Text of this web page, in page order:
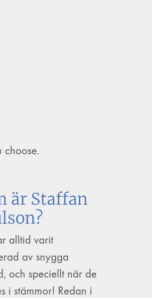
choose.
är Staffan
alltid varit
av snygga
och speciellt när de
i stämmor! Redan i